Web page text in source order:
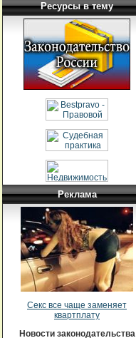
Ресурсы в тему
Реклама
Секс все чаще заменяет
квартплату
Новости законодательства